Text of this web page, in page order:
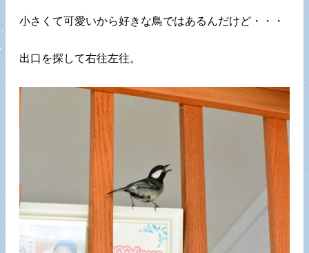
小さくて可愛いから好きな鳥ではあるんだけど・・・
出口を探して右往左往。